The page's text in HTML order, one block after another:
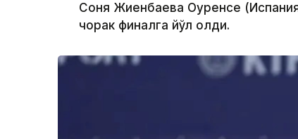
Соня Жиенбаева Оуренсе
чорак финалга йўл олди.